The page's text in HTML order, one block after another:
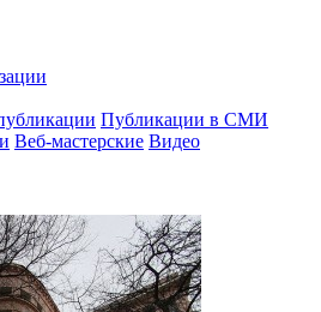
Публикации в СМИ
Веб-мастерские Видео